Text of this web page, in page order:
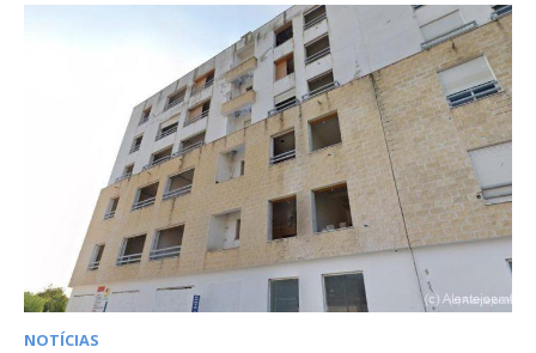
NOTÍCIAS